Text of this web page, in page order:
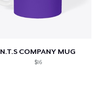
N.T.S COMPANY MUG
$16